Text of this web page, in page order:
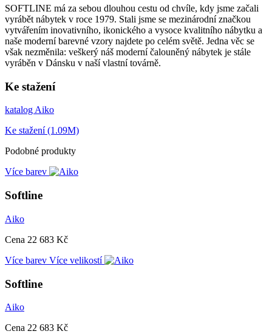
SOFTLINE má za sebou dlouhou cestu od chvíle, kdy jsme začali
vyrábět nábytek v roce 1979. Stali jsme se mezinárodní značkou
vytvářením inovativního, ikonického a vysoce kvalitního nábytku a
naše moderní barevné vzory najdete po celém světě. Jedna věc se
však nezměnila: veškerý náš moderní čalouněný nábytek je stále
vyráběn v Dánsku v naší vlastní továrně.
Ke stažení
katalog Aiko
Ke stažení (1.09M)
Podobné produkty
Více barev
Softline
Aiko
Cena 22 683 Kč
Více barev Více velikostí
Softline
Aiko
Cena 22 683 Kč